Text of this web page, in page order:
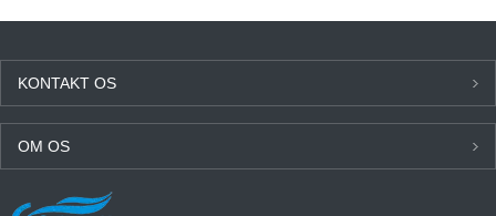
KONTAKT OS
OM OS
SENESTE NYT